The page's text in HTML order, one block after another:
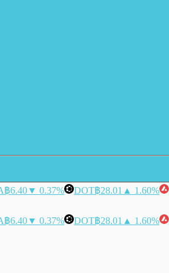
฿6.40▼ 0.37% DOT฿28.01 ▲ 1.60%
฿6.40▼ 0.37% DOT฿28.01 ▲ 1.60%